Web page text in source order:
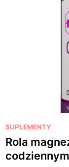
P
o
t
SUPLEMENTY
Rola